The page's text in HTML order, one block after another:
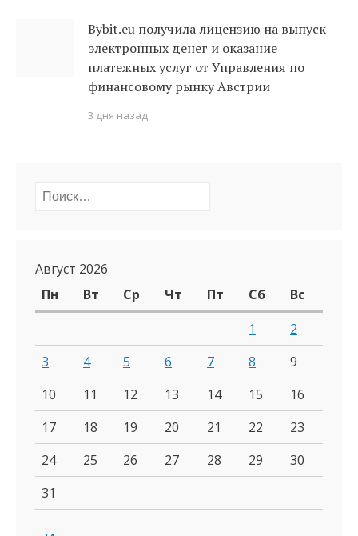
Bybit.eu получила лицензию на выпуск
электронных денег и оказание
платежных услуг от Управления по
финансовому рынку Австрии
3 дня назад
Найти:
Август 2026
Пн
Вт Ср Чт Пт Сб
Вс
1
2
3
4 5 6 7 8
9
10
11 12 13 14 15
16
17
18 19 20 21 22
23
24
25 26 27 28 29
30
31